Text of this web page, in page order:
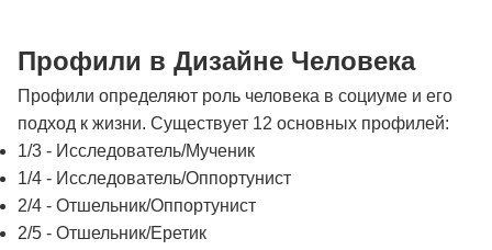
Профили в Дизайне Человека
Профили определяют роль человека в социуме и его
подход к жизни. Существует 12 основных профилей:
1/3 - Исследователь/Мученик
1/4 - Исследователь/Оппортунист
2/4 - Отшельник/Оппортунист
2/5 - Отшельник/Еретик